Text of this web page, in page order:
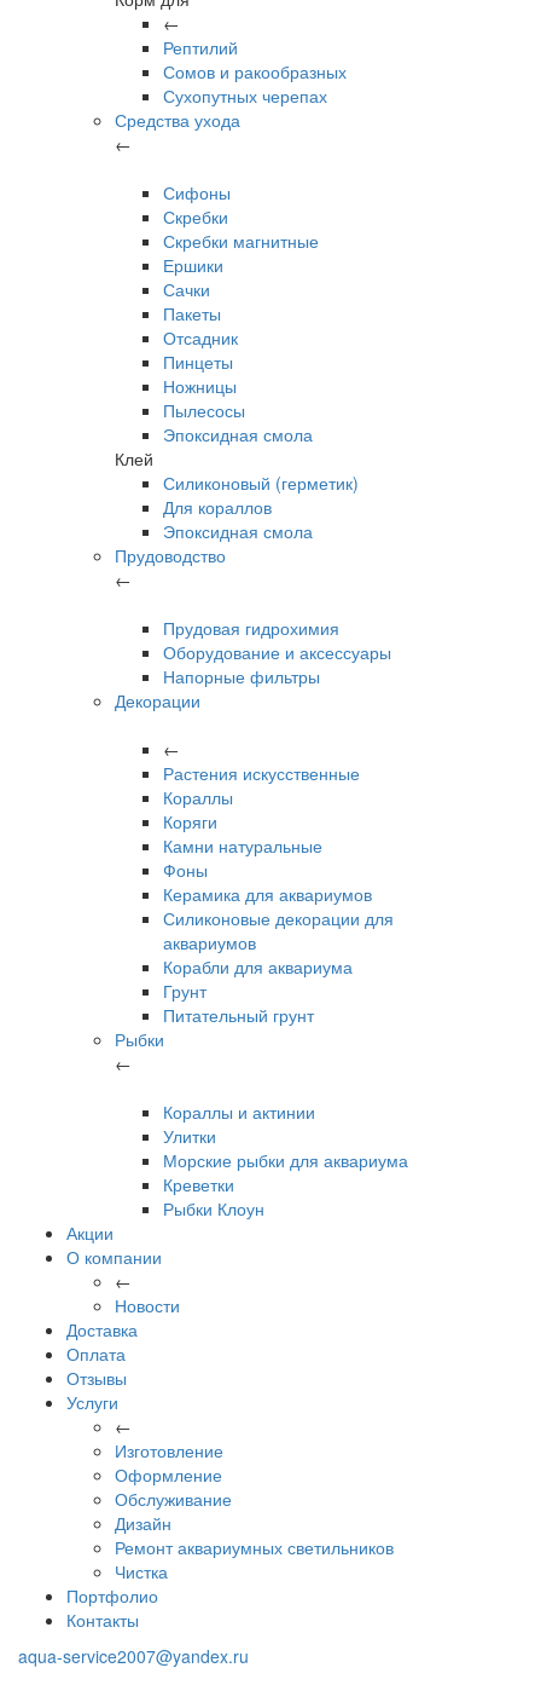
←
Рептилий
Сомов и ракообразных
Сухопутных черепах
Средства ухода
←
Сифоны
Скребки
Скребки магнитные
Ершики
Сачки
Пакеты
Отсадник
Пинцеты
Ножницы
Пылесосы
Эпоксидная смола
Клей
Силиконовый (герметик)
Для кораллов
Эпоксидная смола
Прудоводство
←
Прудовая гидрохимия
Оборудование и аксессуары
Напорные фильтры
Декорации
←
Растения искусственные
Кораллы
Коряги
Камни натуральные
Фоны
Керамика для аквариумов
Силиконовые декорации для
аквариумов
Корабли для аквариума
Грунт
Питательный грунт
Рыбки
←
Кораллы и актинии
Улитки
Морские рыбки для аквариума
Креветки
Рыбки Клоун
Акции
О компании
←
Новости
Доставка
Оплата
Отзывы
Услуги
←
Изготовление
Оформление
Обслуживание
Дизайн
Ремонт аквариумных светильников
Чистка
Портфолио
Контакты
aqua-service2007@yandex.ru